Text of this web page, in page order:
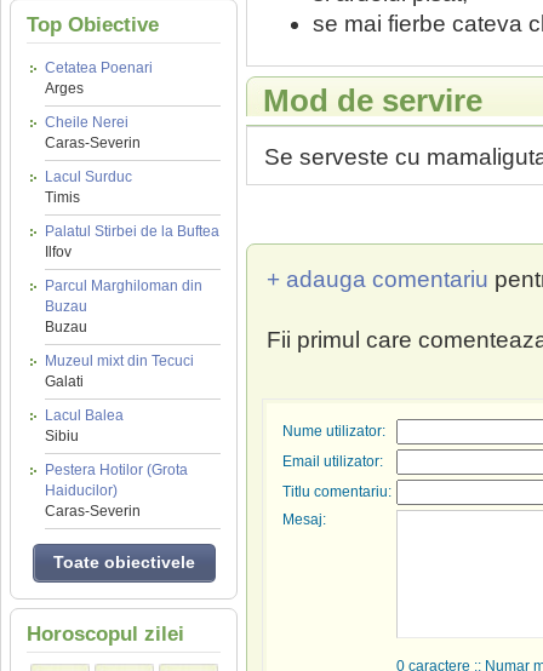
Top Obiective
Cetatea Poenari
Arges
Cheile Nerei
Caras-Severin
Lacul Surduc
Timis
Palatul Stirbei de la Buftea
Ilfov
Parcul Marghiloman din
Buzau
Buzau
Muzeul mixt din Tecuci
Galati
Lacul Balea
Sibiu
Pestera Hotilor (Grota
Haiducilor)
Caras-Severin
Toate obiectivele
Horoscopul zilei
se mai fierbe cateva
Mod de servire
Se serveste cu
+ adauga comentariu
Fii primul care
Nume utilizator:
Email utilizator:
Titlu comentariu:
Mesaj:
0 caractere :: Numar